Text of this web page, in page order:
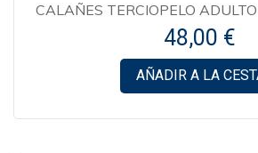
CALAÑES TERCIOPELO
48,00 €
AÑADIR A LA